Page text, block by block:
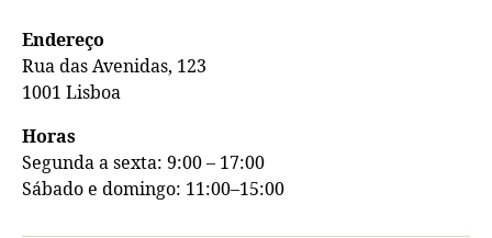
Endereço
Rua das Avenidas, 123
1001 Lisboa
Horas
Segunda a sexta: 9:00 – 17:00
Sábado e domingo: 11:00–15:00